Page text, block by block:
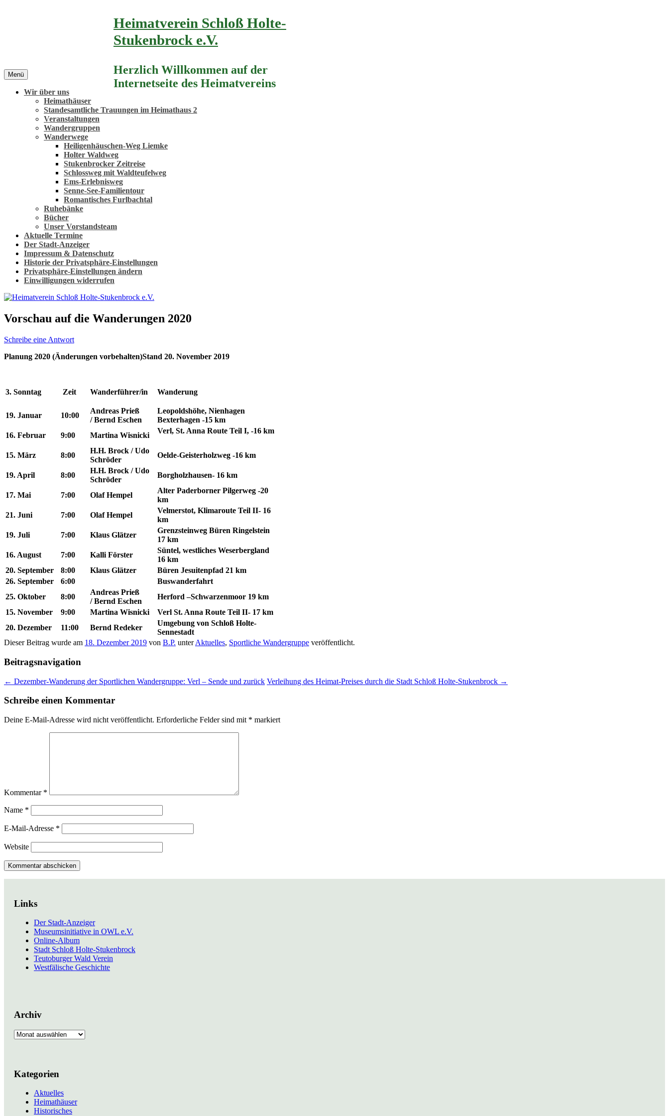
Heimatverein Schloß Holte-
Stukenbrock e.V.
Herzlich Willkommen auf der
Internetseite des Heimatvereins
Menü
Wir über uns
Heimathäuser
Standesamtliche Trauungen im Heimathaus 2
Veranstaltungen
Wandergruppen
Wanderwege
Heiligenhäuschen-Weg Liemke
Holter Waldweg
Stukenbrocker Zeitreise
Schlossweg mit Waldteufelweg
Ems-Erlebnisweg
Senne-See-Familientour
Romantisches Furlbachtal
Ruhebänke
Bücher
Unser Vorstandsteam
Aktuelle Termine
Der Stadt-Anzeiger
Impressum & Datenschutz
Historie der Privatsphäre-Einstellungen
Privatsphäre-Einstellungen ändern
Einwilligungen widerrufen
Vorschau auf die Wanderungen 2020
Schreibe eine Antwort
Planung 2020 (Änderungen vorbehalten)Stand 20. November 2019
3. Sonntag Zeit Wanderführer/in Wanderung
19. Januar 10:00
Andreas Prieß
/Bernd Eschen
Leopoldshöhe, Nienhagen
Bexterhagen -15 km
16. Februar
9:00 Martina Wisnicki
Verl, St. Anna Route Teil I, -16 km
15. März 8:00
H.H. Brock /Udo
Schröder
Oelde-Geisterholzweg -16 km
19. April 8:00
H.H. Brock /Udo
Schröder
Borgholzhausen- 16 km
17. Mai 7:00 Olaf Hempel
Alter Paderborner Pilgerweg -20
km
21. Juni
7:00 Olaf Hempel
Velmerstot, Klimaroute Teil II- 16
km
19. Juli
7:00 Klaus Glätzer
Grenzsteinweg Büren Ringelstein
17 km
16. August
7:00 Kalli Förster
Süntel, westliches Weserbergland
16 km
20. September
8:00 Klaus Glätzer
Büren Jesuitenpfad 21 km
26. September
6:00
Buswanderfahrt
25. Oktober
8:00
Andreas Prieß
/Bernd Eschen
Herford –Schwarzenmoor 19 km
15. November
9:00 Martina Wisnicki
Verl St. Anna Route Teil II- 17 km
20. Dezember
11:00 Bernd Redeker
Umgebung von Schloß Holte-
Sennestadt
Dieser Beitrag wurde am 18. Dezember 2019 von B.P. unterAktuelles, Sportliche Wandergruppe veröffentlicht.
Beitragsnavigation
← Dezember-Wanderung der Sportlichen Wandergruppe: Verl – Sende und zurück Verleihung des Heimat-Preises durch die Stadt Schloß Holte-Stukenbrock →
Schreibe einen Kommentar
Deine E-Mail-Adresse wird nicht veröffentlicht. Erforderliche Felder sind mit * markiert
Kommentar *
Name *
E-Mail-Adresse *
Website
Links
Der Stadt-Anzeiger
Museumsinitiative in OWL e.V.
Online-Album
Stadt Schloß Holte-Stukenbrock
Teutoburger Wald Verein
Westfälische Geschichte
Archiv
Archiv
Kategorien
Aktuelles
Heimathäuser
Historisches